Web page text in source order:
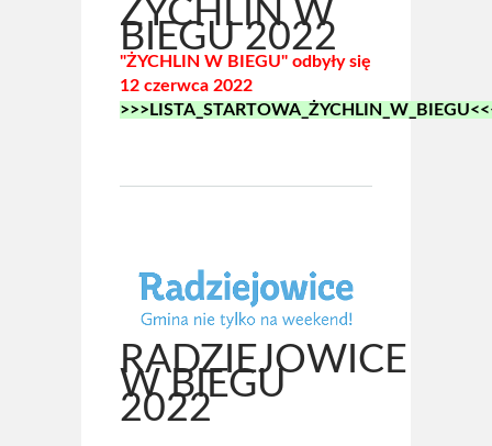
ŻYCHLIN W
BIEGU 2022
"ŻYCHLIN W BIEGU" odbyły się
12 czerwca 2022
RADZIEJOWICE
W BIEGU
2022